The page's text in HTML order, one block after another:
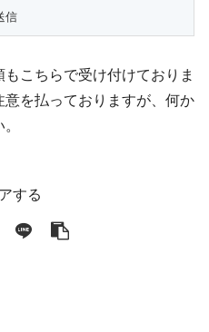
こちらで受け付けておりま
を払っておりますが、何か
する